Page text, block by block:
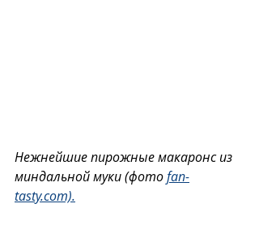
Нежнейшие пирожные макаронс из
миндальной муки (фото fan-
tasty.com).